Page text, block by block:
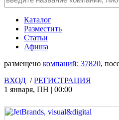
Каталог
Разместить
Статьи
Афиша
размещено компаний: 37820,
ВХОД /РЕГИСТРАЦИЯ
1 января, ПН | 00:00